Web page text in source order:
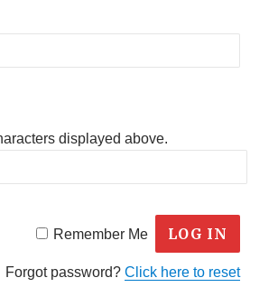
displayed above.
Remember Me
Forgot password? Click here to reset